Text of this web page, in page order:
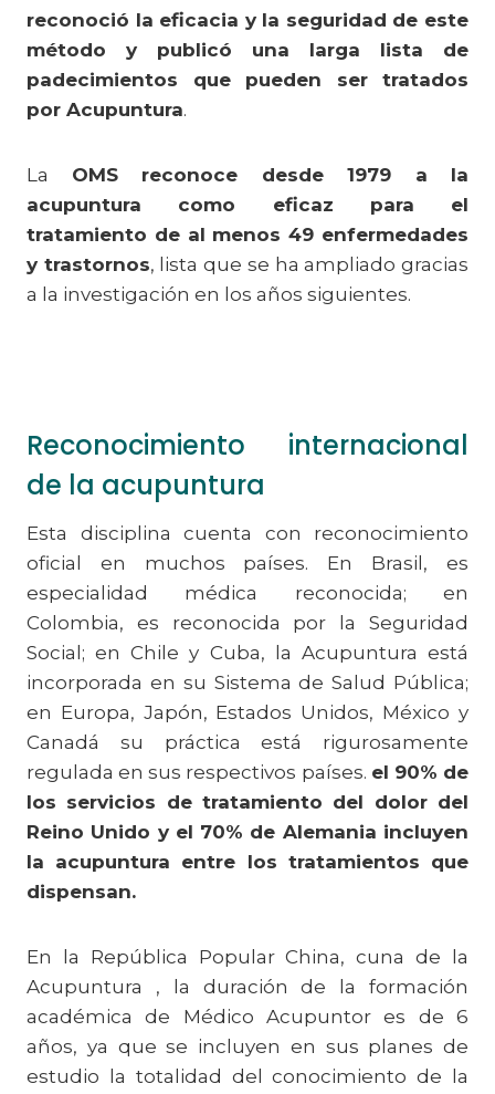
reconoció la eficacia y la seguridad de este
método y publicó una larga lista de
padecimientos que pueden ser tratados
por Acupuntura.
La OMS reconoce desde 1979 a la
acupuntura como eficaz para el
tratamiento de al menos 49 enfermedades
y trastornos, lista que se ha ampliado gracias
a la investigación en los años siguientes.
Reconocimiento internacional
de la acupuntura
Esta disciplina cuenta con reconocimiento
oficial en muchos países. En Brasil, es
especialidad médica reconocida; en
Colombia, es reconocida por la Seguridad
Social; en Chile y Cuba, la Acupuntura está
incorporada en su Sistema de Salud Pública;
en Europa, Japón, Estados Unidos, México y
Canadá su práctica está rigurosamente
regulada en sus respectivos países. el 90% de
los servicios de tratamiento del dolor del
Reino Unido y el 70% de Alemania incluyen
la acupuntura entre los tratamientos que
dispensan.
En la República Popular China, cuna de la
Acupuntura , la duración de la formación
académica de Médico Acupuntor es de 6
años, ya que se incluyen en sus planes de
estudio la totalidad del conocimiento de la